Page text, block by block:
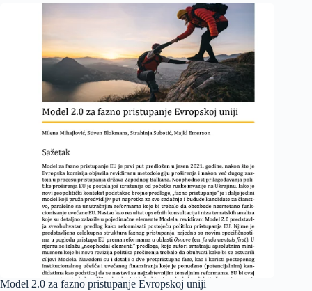
Model 2.0 za fazno pristupanje Evropskoj uniji